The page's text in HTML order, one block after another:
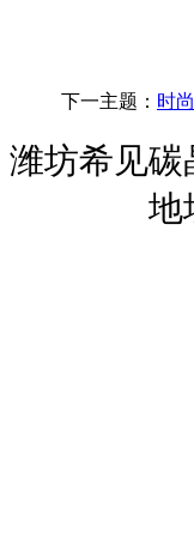
下一主题： 时
潍坊希见
地